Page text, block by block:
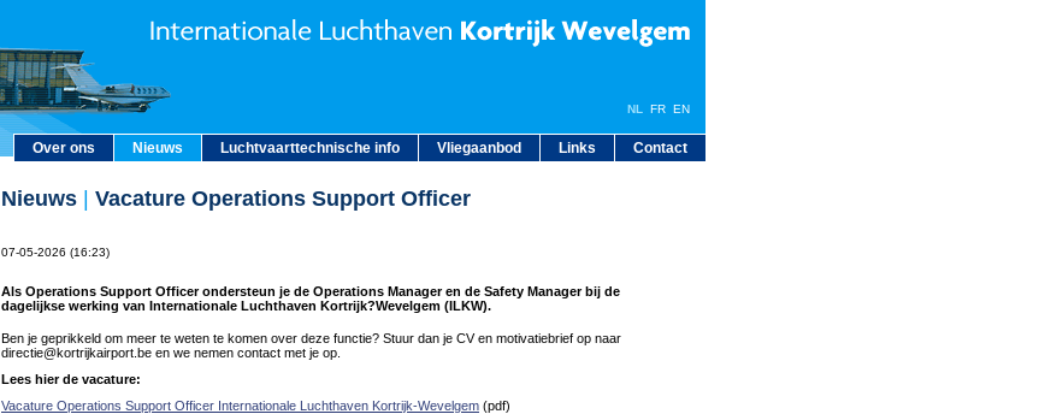
Over ons Nieuws Luchtvaarttechnische info Vliegaanbod Links Contact
NL FR EN
Nieuws Vacature Operations Support Officer
07-05-2026 (16:23)
Als Operations Support Officer ondersteun je de Operations Manager en de Safety Manager bij de
dagelijkse werking van Internationale Luchthaven Kortrijk?Wevelgem (ILKW).
Ben je geprikkeld om meer te weten te komen over deze functie? Stuur dan je CV en motivatiebrief op naar
directie@kortrijkairport.be en we nemen contact met je op.
Lees hier de vacature:
Vacature Operations Support Officer Internationale Luchthaven Kortrijk-Wevelgem (pdf)